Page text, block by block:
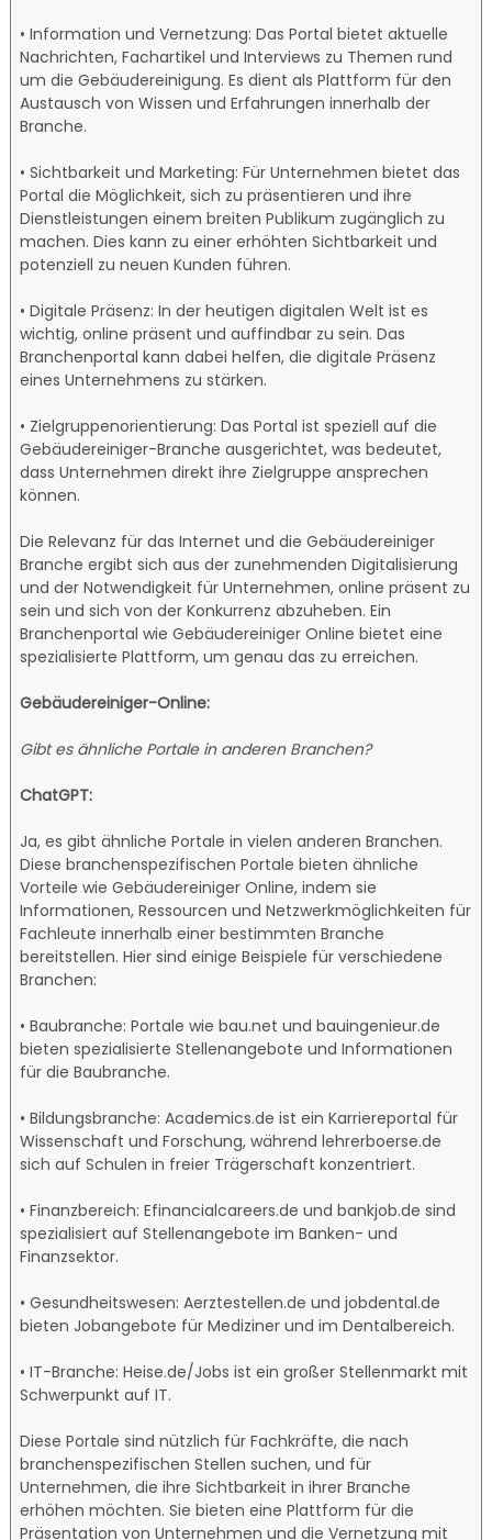
• Information und Vernetzung: Das Portal bietet aktuelle
Nachrichten, Fachartikel und Interviews zu Themen rund
um die Gebäudereinigung. Es dient als Plattform für den
Austausch von Wissen und Erfahrungen innerhalb der
Branche.
• Sichtbarkeit und Marketing: Für Unternehmen bietet das
Portal die Möglichkeit, sich zu präsentieren und ihre
Dienstleistungen einem breiten Publikum zugänglich zu
machen. Dies kann zu einer erhöhten Sichtbarkeit und
potenziell zu neuen Kunden führen.
• Digitale Präsenz: In der heutigen digitalen Welt ist es
wichtig, online präsent und auffindbar zu sein. Das
Branchenportal kann dabei helfen, die digitale Präsenz
eines Unternehmens zu stärken.
• Zielgruppenorientierung: Das Portal ist speziell auf die
Gebäudereiniger-Branche ausgerichtet, was bedeutet,
dass Unternehmen direkt ihre Zielgruppe ansprechen
können.
Die Relevanz für das Internet und die Gebäudereiniger
Branche ergibt sich aus der zunehmenden Digitalisierung
und der Notwendigkeit für Unternehmen, online präsent zu
sein und sich von der Konkurrenz abzuheben. Ein
Branchenportal wie Gebäudereiniger Online bietet eine
spezialisierte Plattform, um genau das zu erreichen.
Gebäudereiniger-Online:
Gibt es ähnliche Portale in anderen Branchen?
ChatGPT:
Ja, es gibt ähnliche Portale in vielen anderen Branchen.
Diese branchenspezifischen Portale bieten ähnliche
Vorteile wie Gebäudereiniger Online, indem sie
Informationen, Ressourcen und Netzwerkmöglichkeiten für
Fachleute innerhalb einer bestimmten Branche
bereitstellen. Hier sind einige Beispiele für verschiedene
Branchen:
• Baubranche: Portale wie bau.net und bauingenieur.de
bieten spezialisierte Stellenangebote und Informationen
für die Baubranche.
• Bildungsbranche: Academics.de ist ein Karriereportal für
Wissenschaft und Forschung, während lehrerboerse.de
sich auf Schulen in freier Trägerschaft konzentriert.
• Finanzbereich: Efinancialcareers.de und bankjob.de sind
spezialisiert auf Stellenangebote im Banken- und
Finanzsektor.
• Gesundheitswesen: Aerztestellen.de und jobdental.de
bieten Jobangebote für Mediziner und im Dentalbereich.
• IT-Branche: Heise.de/Jobs ist ein großer Stellenmarkt mit
Schwerpunkt auf IT.
Diese Portale sind nützlich für Fachkräfte, die nach
branchenspezifischen Stellen suchen, und für
Unternehmen, die ihre Sichtbarkeit in ihrer Branche
erhöhen möchten. Sie bieten eine Plattform für die
Präsentation von Unternehmen und die Vernetzung mit